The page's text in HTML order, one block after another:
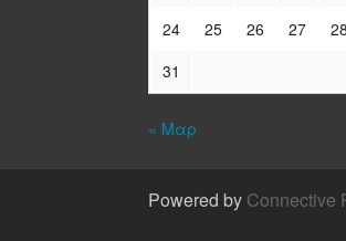
24
25 26 27 28
31
« Μαρ
Powered by Connective